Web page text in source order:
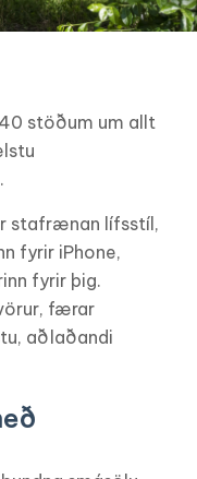
stöðum um allt
stafrænan lífsstíl,
fyrir iPhone,
fyrir þig.
færar
aðlaðandi